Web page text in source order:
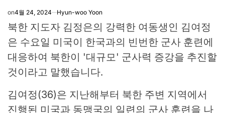
on4월 24, 2024 Hyun-woo Yoon
북한 지도자 김정은의 강력한 여동생인 김여정
은 수요일 미국이 한국과의 빈번한 군사 훈련에
대응하여 북한이 '대규모' 군사력 증강을 추진할
것이라고 말했습니다.
김여정(36)은 지난해부터 북한 주변 지역에서
진행된 미국과 동맹국의 일련의 군사 훈련을 나